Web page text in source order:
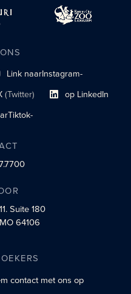
Link naarInstagram-
profiel
(Twitter)
profiellink Link naar sociaal
op LinkedIn
Tiktok-
Suite 180
64106
contact met ons op